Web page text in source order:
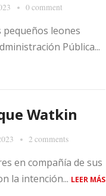
0 comment
pequeños leones
Pública...
Watkin
2 comments
en compañía de sus
la intención... LEER MÁS